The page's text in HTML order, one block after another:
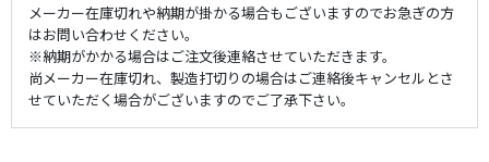
メーカー在庫切れや納期が掛かる場合もございますのでお急ぎの方
はお問い合わせください。
※納期がかかる場合はご注文後連絡させていただきます。
尚メーカー在庫切れ、製造打切りの場合はご連絡後キャンセルとさ
せていただく場合がございますのでご了承下さい。